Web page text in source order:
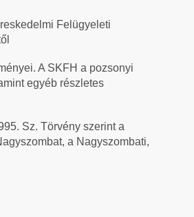
Felügyeleti
A SKFH a pozsonyi
egyéb részletes
Sz. Törvény szerint a
a Nagyszombati,